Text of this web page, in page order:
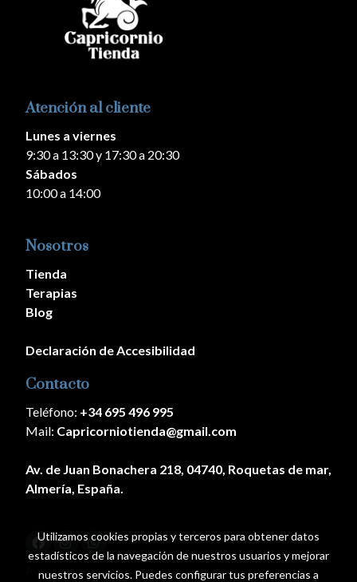
Atención al cliente
Lunes a viernes
9:30 a 13:30 y 17:30 a 20:30
Sábados
10:00 a 14:00
Nosotros
Tienda
Terapias
Blog
Declaración de Accesibilidad
Contacto
Teléfono: +34 695 496 995
Mail: Capricorniotienda@gmail.com
Av. de Juan Bonachera 218, 04740, Roquetas de mar,
Almería, España.
Aviso legal
Utilizamos cookies propias y terceros para obtener datos
estadísticos de la navegación de nuestros usuarios y mejorar
nuestros servicios. Puedes configurar tus preferencias a